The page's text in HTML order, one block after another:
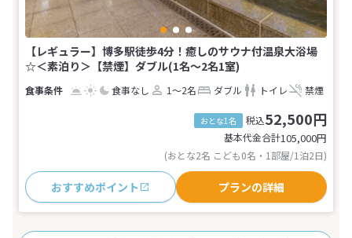
【レギュラー】博多駅徒歩4分！癒しのサウナ付温泉大浴場
☆＜素泊り＞【禁煙】ダブル(1名～2名1室)
食事なし 1～2名 ダブル トイレ 禁煙
おとな1名 税込52,500円
基本代金合計105,000円
(おとな2名 こども0名・1部屋/1泊2日)
おすすめポイント プランの詳細